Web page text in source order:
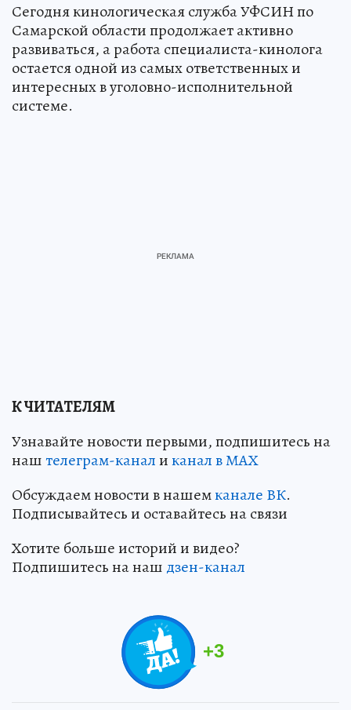
Сегодня кинологическая служба УФСИН по
Самарской области продолжает активно
развиваться, а работа специалиста-кинолога
остается одной из самых ответственных и
интересных в уголовно-исполнительной
системе.
К ЧИТАТЕЛЯМ
Узнавайте новости первыми, подпишитесь на
наштелеграм-каналиканал в МАХ
Обсуждаем новости в нашемканале ВК.
Подписывайтесь и оставайтесь на связи
Хотите больше историй и видео?
Подпишитесь на наш дзен-канал
+3